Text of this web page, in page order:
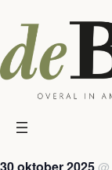
naar
de
inhoud
@